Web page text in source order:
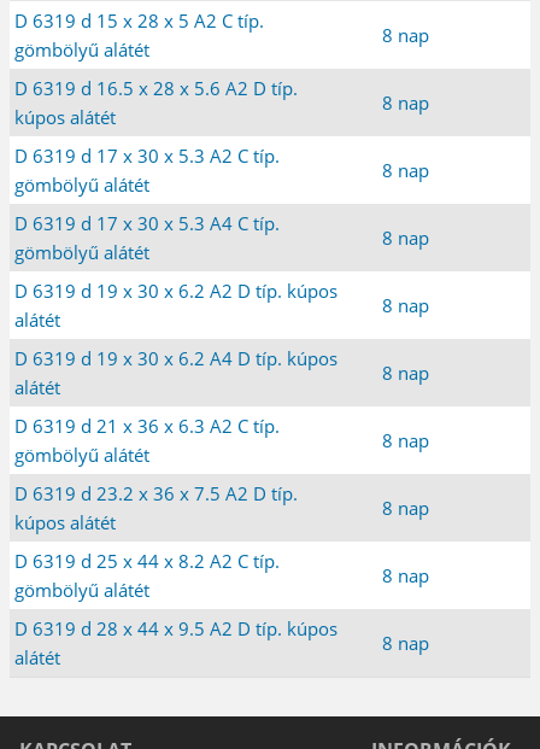
D 6319 d 15 x 28 x 5 A2 C típ.
gömbölyű alátét
8 nap
D 6319 d 16.5 x 28 x 5.6 A2 D típ.
kúpos alátét
8 nap
D 6319 d 17 x 30 x 5.3 A2 C típ.
gömbölyű alátét
8 nap
D 6319 d 17 x 30 x 5.3 A4 C típ.
gömbölyű alátét
8 nap
D 6319 d 19 x 30 x 6.2 A2 D típ. kúpos
alátét
8 nap
D 6319 d 19 x 30 x 6.2 A4 D típ. kúpos
alátét
8 nap
D 6319 d 21 x 36 x 6.3 A2 C típ.
gömbölyű alátét
8 nap
D 6319 d 23.2 x 36 x 7.5 A2 D típ.
kúpos alátét
8 nap
D 6319 d 25 x 44 x 8.2 A2 C típ.
gömbölyű alátét
8 nap
D 6319 d 28 x 44 x 9.5 A2 D típ. kúpos
alátét
8 nap